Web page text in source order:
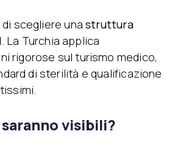
di scegliere unastruttura
. La Turchia applica
rigorose sul turismo medico,
di sterilità e qualificazione
visibili?